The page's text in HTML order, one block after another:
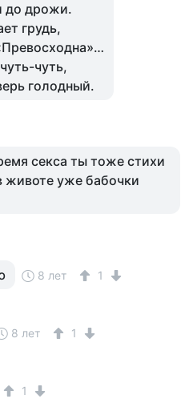
до дрожи.
грудь,
чуть,
голодный.
секса ты тоже стихи
животе уже бабочки
8 лет 1
8 лет 1
1